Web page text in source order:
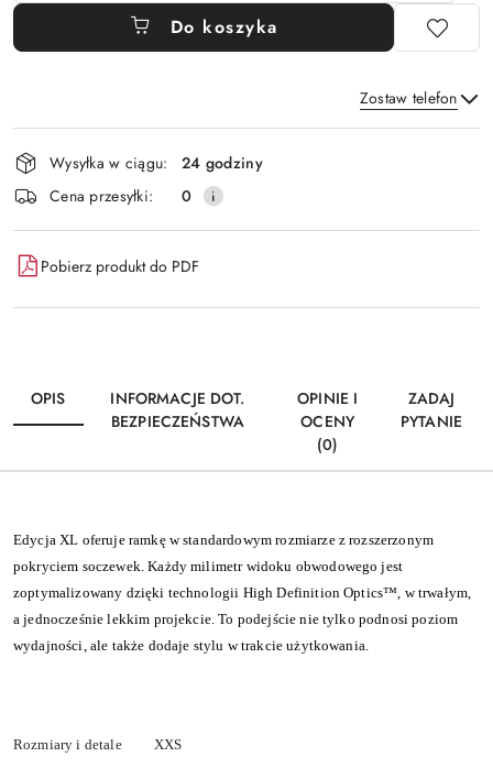
Do koszyka
Zostaw telefon
Wyślij
Dostępność
i
dostawa
Wysyłka w ciągu:
24 godziny
Cena przesyłki:
0
Pobierz produkt do PDF
OPIS
INFORMACJE DOT.
BEZPIECZEŃSTWA
OPINIE I
OCENY
(0)
ZADAJ
PYTANIE
Edycja XL oferuje ramkę w standardowym rozmiarze z rozszerzonym
pokryciem soczewek. Każdy milimetr widoku obwodowego jest
zoptymalizowany dzięki technologii High Definition Optics™, w trwałym,
a jednocześnie lekkim projekcie. To podejście nie tylko podnosi poziom
wydajności, ale także dodaje stylu w trakcie użytkowania.
Rozmiary i detale
XXS